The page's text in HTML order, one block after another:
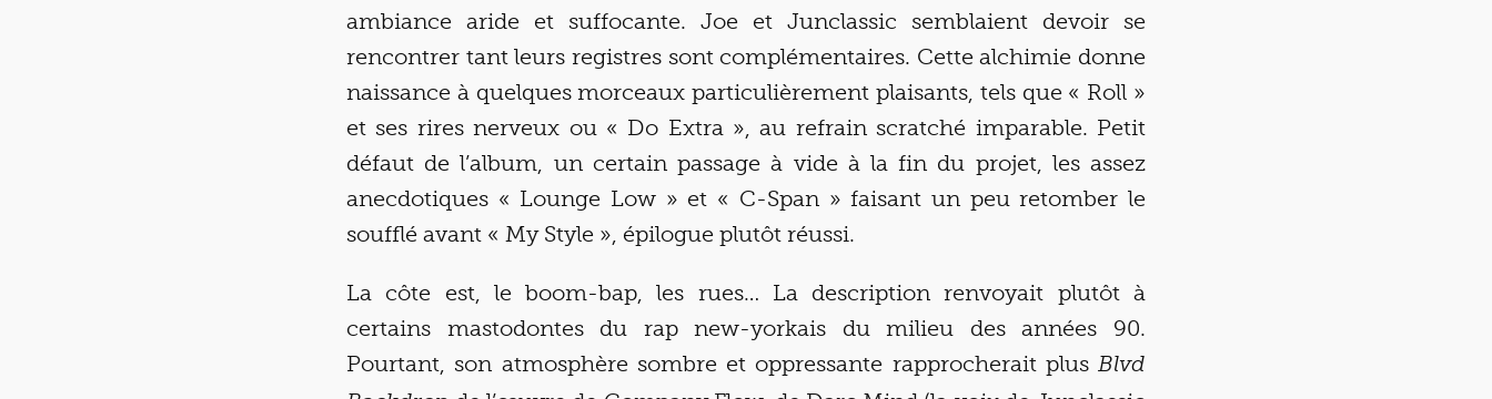
ambiance aride et suffocante. Joe et Junclassic semblaient devoir se
rencontrer tant leurs registres sont complémentaires. Cette alchimie donne
naissance à quelques morceaux particulièrement plaisants, tels que « Roll »
et ses rires nerveux ou « Do Extra », au refrain scratché imparable. Petit
défaut de l’album, un certain passage à vide à la fin du projet, les assez
anecdotiques « Lounge Low » et « C-Span » faisant un peu retomber le
soufflé avant « My Style », épilogue plutôt réussi.
La côte est, le boom-bap, les rues… La description renvoyait plutôt à
certains mastodontes du rap new-yorkais du milieu des années 90.
Pourtant, son atmosphère sombre et oppressante rapprocherait plus Blvd